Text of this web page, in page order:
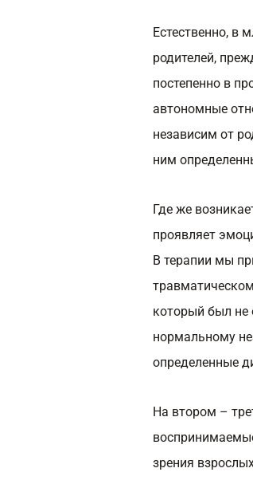
Естественно, в
родителей,
постепенно в
автономные
независим от
ним
Где же
проявляет
В терапии мы
который был не
нормальному
определенные
На втором –
зрения